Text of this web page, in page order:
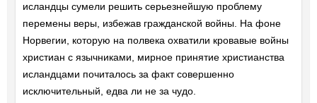
исландцы сумели решить серьезнейшую проблему
перемены веры, избежав гражданской войны. На фоне
Норвегии, которую на полвека охватили кровавые войны
христиан с язычниками, мирное принятие христианства
исландцами почиталось за факт совершенно
исключительный, едва ли не за чудо.